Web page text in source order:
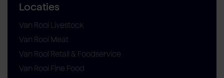
Locaties
Van Rooi Livestock
Van Rooi Meat
Van Rooi Retail & Foodservice
Van Rooi Fine Food